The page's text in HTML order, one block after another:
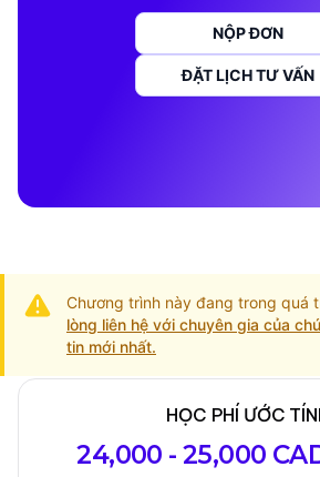
NỘP ĐƠN
ĐẶT LỊCH TƯ VẤN
Chương trình này đang trong quá
lòng liên hệ với chuyên gia của
tin mới nhất.
chương trình
Học
HỌC PHÍ ƯỚC
24,000 - 25,000